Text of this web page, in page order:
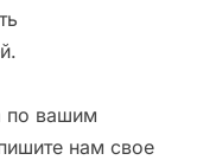
по вашим
нам свое